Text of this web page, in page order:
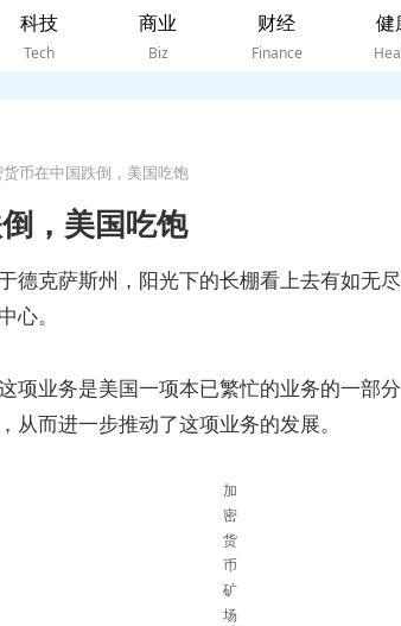
科技
Tech
商业
Biz
财经
Finance
健
货币在中国跌倒，美国吃饱
，美国吃饱
德克萨斯州，阳光下的长棚看上去有如无
心。
项业务是美国一项本已繁忙的业务的一部
从而进一步推动了这项业务的发展。
加
密
货
币
矿
场